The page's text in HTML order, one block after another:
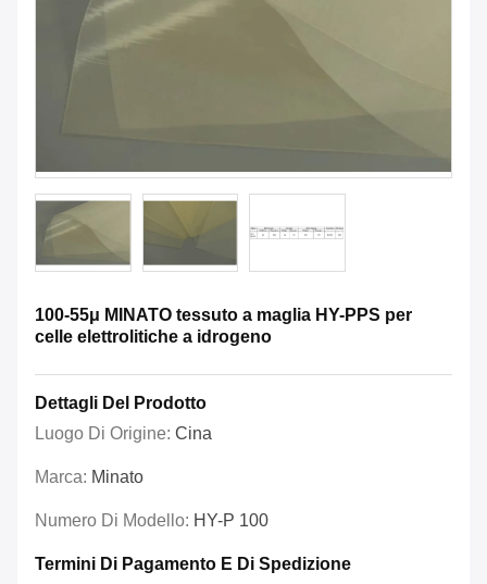
100-55μ MINATO tessuto a maglia HY-PPS per
celle elettrolitiche a idrogeno
Dettagli Del Prodotto
Luogo Di Origine: Cina
Marca: Minato
Numero Di Modello: HY-P 100
Termini Di Pagamento E Di Spedizione